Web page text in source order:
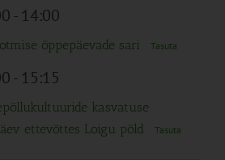
- 14:00
õppepäevade sari Tasuta
- 15:15
kasvatuse
ettevõttes Loigu põld
Tasuta